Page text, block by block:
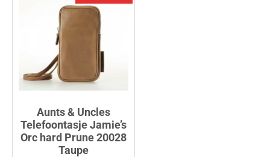
Aunts & Uncles
Telefoontasje Jamie’s
Orc hard Prune 20028
Taupe